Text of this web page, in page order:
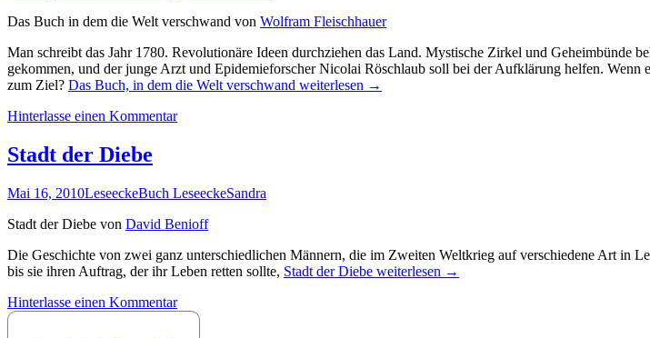
Das Buch in dem die Welt verschwand von Wolfram Fleischhauer
Man schreibt das Jahr 1780. Revolutionäre Ideen durchziehen das Land. Mystische Zirkel und Geheimbünde
gekommen, und der junge Arzt und Epidemieforscher Nicolai Röschlaub soll bei der Aufklärung helfen.
zum Ziel? Das Buch, in dem die Welt verschwand weiterlesen →
Hinterlasse einen Kommentar
Stadt der Diebe
Mai 16, 2010LeseeckeBuch LeseeckeSandra
Stadt der Diebe von David Benioff
Die Geschichte von zwei ganz unterschiedlichen Männern, die im Zweiten Weltkrieg auf verschiedene Art in
bis sie ihren Auftrag, der ihr Leben retten sollte, Stadt der Diebe weiterlesen →
Hinterlasse einen Kommentar